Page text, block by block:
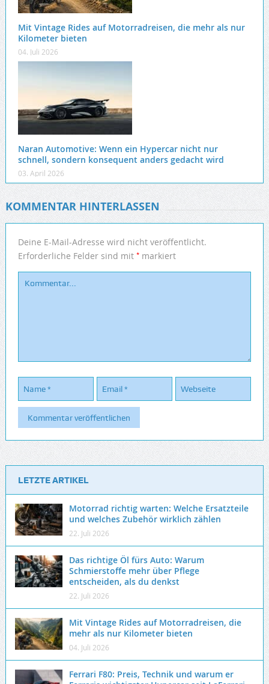
Mit Vintage Rides auf Motorradreisen, die mehr als nur
Kilometer bieten
04. Juli 2026
Naran Automotive: Wenn ein Hypercar nicht nur
schnell, sondern konsequent anders gedacht wird
03. April 2026
KOMMENTAR HINTERLASSEN
Deine E-Mail-Adresse wird nicht veröffentlicht.
Erforderliche Felder sind mit *markiert
LETZTE ARTIKEL
Motorrad richtig warten: Welche Ersatzteile
und welches Zubehör wirklich zählen
22. Juli 2026
Das richtige Öl fürs Auto: Warum
Schmierstoffe mehr über Pflege
entscheiden, als du denkst
22. Juli 2026
Mit Vintage Rides auf Motorradreisen, die
mehr als nur Kilometer bieten
04. Juli 2026
Ferrari F80: Preis, Technik und warum er